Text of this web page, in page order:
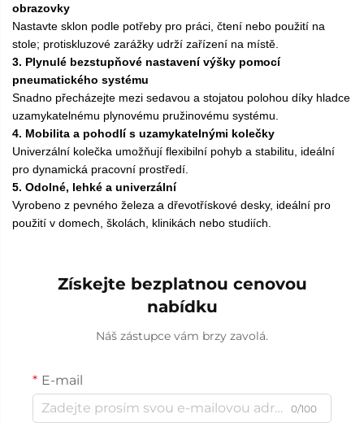
obrazovky
Nastavte sklon podle potřeby pro práci, čtení nebo použití na
stole; protiskluzové zarážky udrží zařízení na místě.
3. Plynulé bezstupňové nastavení výšky pomocí
pneumatického systému
Snadno přecházejte mezi sedavou a stojatou polohou díky hladce
uzamykatelnému plynovému pružinovému systému.
4. Mobilita a pohodlí s uzamykatelnými kolečky
Univerzální kolečka umožňují flexibilní pohyb a stabilitu, ideální
pro dynamická pracovní prostředí.
5. Odolné, lehké a univerzální
Vyrobeno z pevného železa a dřevotřískové desky, ideální pro
použití v domech, školách, klinikách nebo studiích.
Získejte bezplatnou cenovou
nabídku
Náš zástupce vám brzy zavolá.
E-mail
0/100